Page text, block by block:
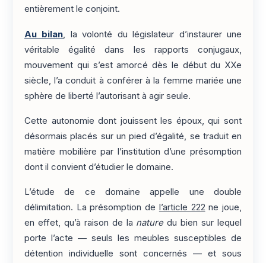
entièrement le conjoint.
Au bilan , la volonté du législateur d’instaurer une
véritable égalité dans les rapports conjugaux,
mouvement qui s’est amorcé dès le début du XXe
siècle, l’a conduit à conférer à la femme mariée une
sphère de liberté l’autorisant à agir seule.
Cette autonomie dont jouissent les époux, qui sont
désormais placés sur un pied d’égalité, se traduit en
matière mobilière par l’institution d’une présomption
dont il convient d’étudier le domaine.
L’étude de ce domaine appelle une double
délimitation. La présomption de l’article 222 ne joue,
en effet, qu’à raison de la naturedu bien sur lequel
porte l’acte — seuls les meubles susceptibles de
détention individuelle sont concernés — et sous